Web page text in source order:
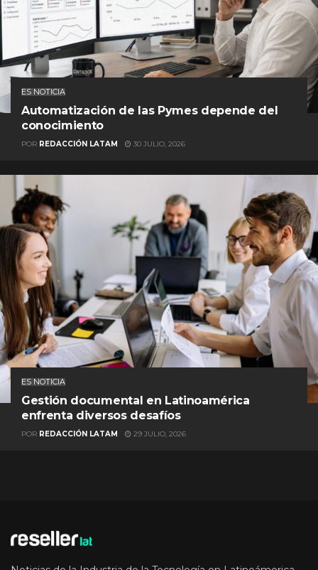
ES NOTICIA
Automatización de las Pymes depende del
conocimiento
POR REDACCIÓN LATAM 30 JULIO, 2026
ES NOTICIA
Gestión documental en Latinoamérica
enfrenta diversos desafíos
POR REDACCIÓN LATAM 29 JULIO, 2026